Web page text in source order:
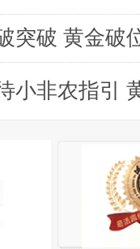
突破 黄金破